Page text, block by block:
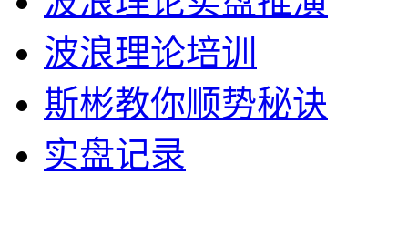
波浪理论培训
斯彬教你顺势秘诀
实盘记录